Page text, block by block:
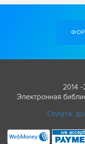
2014
Электронная
Оплата,